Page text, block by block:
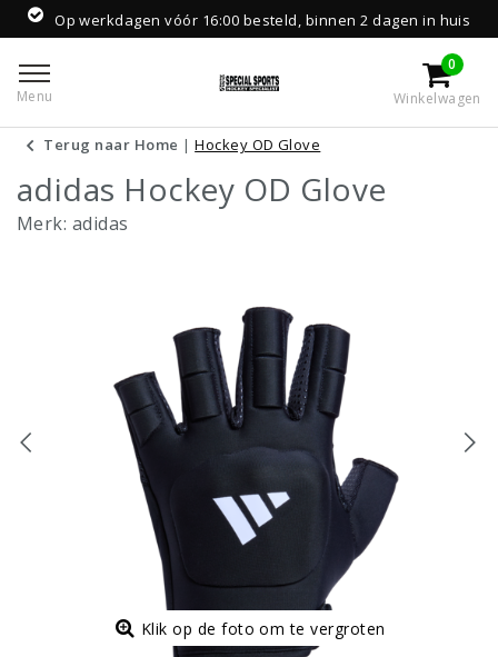
Op werkdagen vóór 16:00 besteld, binnen 2 dagen in huis
Menu
0
Winkelwagen
Terug naar Home |Hockey OD Glove
adidas Hockey OD Glove
Merk: adidas
Klik op de foto om te vergroten